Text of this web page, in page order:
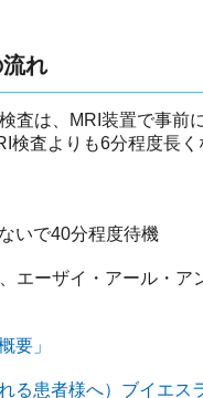
れ
は、MRI装置で事前
査よりも6分程度長く
いで40分程度待機
ーザイ・アール・ア
要」
る患者様へ）ブイエス